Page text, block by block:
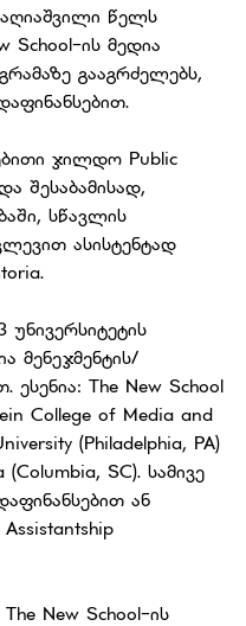
წელს
School-ის მედია
გააგრძელებს,
ჯილდო Public
შესაბამისად,
სწავლის
ასისტენტად
უნივერსიტეტის
მენეჯმენტის/
The New School
College of Media and
(Philadelphia, PA)
SC). სამივე
ან
New School-ის